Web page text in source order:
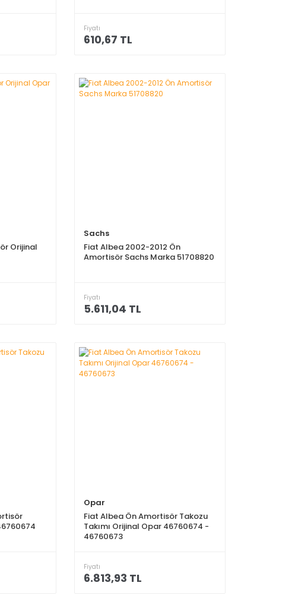
Fiyatı
610,67 TL
Orijinal
Sachs
Fiat Albea 2002-2012 Ön
Amortisör Sachs Marka 51708820
Fiyatı
5.611,04 TL
Opar
Fiat Albea Ön Amortisör Takozu
Takımı Orijinal Opar 46760674 -
46760673
Fiyatı
6.813,93 TL